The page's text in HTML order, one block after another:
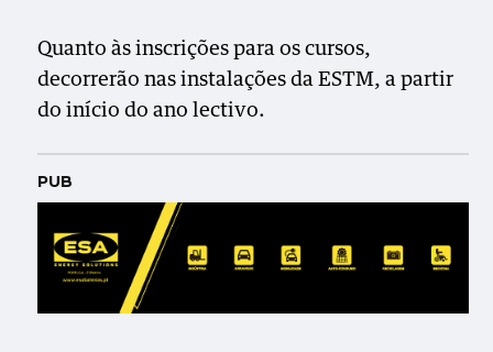
Quanto às inscrições para os cursos,
decorrerão nas instalações da ESTM, a partir
do início do ano lectivo.
PUB